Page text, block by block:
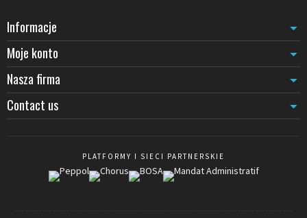
Informacje
Moje konto
Nasza firma
Contact us
PLATFORMY I SIECI PARTNERSKIE